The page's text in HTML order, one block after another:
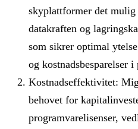
skyplattformer det mulig
datakraften og
som sikrer optimal
og kostnadsbesparelser
Kostnadseffektivitet:
behovet for
programvarelisenser,